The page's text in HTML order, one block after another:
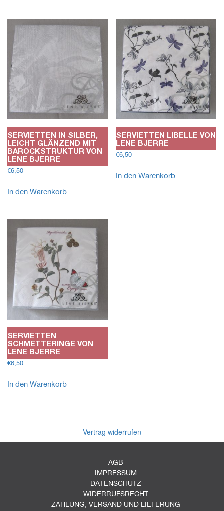
SERVIETTEN IN SILBER,
LEICHT GLÄNZEND MIT
BAROCKSTRUKTUR VON
LENE BJERRE
€6,50
In den Warenkorb
SERVIETTEN LIBELLE VON
LENE BJERRE
€6,50
In den Warenkorb
SERVIETTEN
SCHMETTERINGE VON
LENE BJERRE
€6,50
In den Warenkorb
Vertrag widerrufen
AGB
IMPRESSUM
DATENSCHUTZ
WIDERRUFSRECHT
ZAHLUNG, VERSAND UND LIEFERUNG